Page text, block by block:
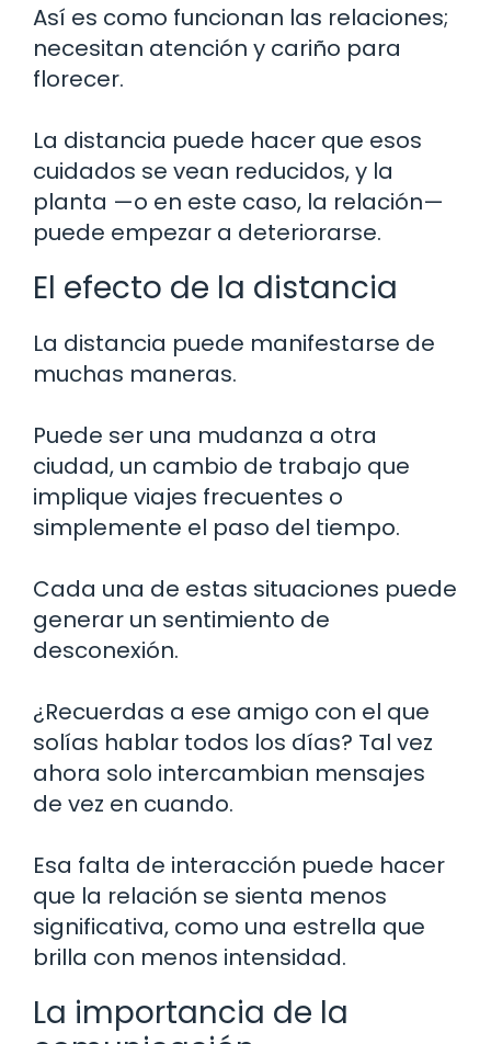
Así es como funcionan las relaciones;
necesitan atención y cariño para
florecer.
La distancia puede hacer que esos
cuidados se vean reducidos, y la
planta —o en este caso, la relación—
puede empezar a deteriorarse.
El efecto de la distancia
La distancia puede manifestarse de
muchas maneras.
Puede ser una mudanza a otra
ciudad, un cambio de trabajo que
implique viajes frecuentes o
simplemente el paso del tiempo.
Cada una de estas situaciones puede
generar un sentimiento de
desconexión.
¿Recuerdas a ese amigo con el que
solías hablar todos los días? Tal vez
ahora solo intercambian mensajes
de vez en cuando.
Esa falta de interacción puede hacer
que la relación se sienta menos
significativa, como una estrella que
brilla con menos intensidad.
La importancia de la